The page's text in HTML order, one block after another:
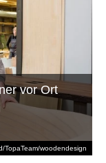
TopaTeam/woodendesign
vor Ort